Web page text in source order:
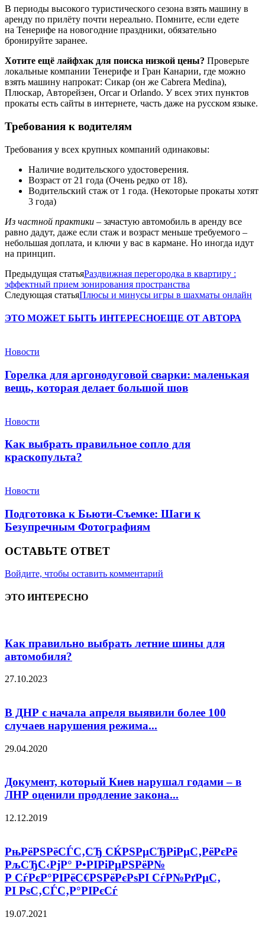
В периоды высокого туристического сезона взять машину в
аренду по прилёту почти нереально. Помните, если едете
на Тенерифе на новогодние праздники, обязательно
бронируйте заранее.
Хотите ещё лайфхак для поиска низкой цены? Проверьте
локальные компании Тенерифе и Гран Канарии, где можно
взять машину напрокат: Сикар (он же Cabrera Medina),
Плюскар, Авторейзен, Orcar и Orlando. У всех этих пунктов
прокаты есть сайты в интернете, часть даже на русском языке.
Требования к водителям
Требования у всех крупных компаний одинаковы:
Наличие водительского удостоверения.
Возраст от 21 года (Очень редко от 18).
Водительский стаж от 1 года. (Некоторые прокаты хотят
3 года)
Из частной практики – зачастую автомобиль в аренду все
равно дадут, даже если стаж и возраст меньше требуемого –
небольшая доплата, и ключи у вас в кармане. Но иногда идут
на принцип.
Предыдущая статьяРаздвижная перегородка в квартиру :
эффектный прием зонирования пространства
Следующая статьяПлюсы и минусы игры в шахматы онлайн
ЭТО МОЖЕТ БЫТЬ ИНТЕРЕСНОЕЩЕ ОТ АВТОРА
Новости
Горелка для аргонодуговой сварки: маленькая
вещь, которая делает большой шов
Новости
Как выбрать правильное сопло для
краскопульта?
Новости
Подготовка к Бьюти-Съемке: Шаги к
Безупречным Фотографиям
ОСТАВЬТЕ ОТВЕТ
Войдите, чтобы оставить комментарий
ЭТО ИНТЕРЕСНО
Как правильно выбрать летние шины для
автомобиля?
27.10.2023
В ДНР с начала апреля выявили более 100
случаев нарушения режима...
29.04.2020
Документ, который Киев нарушал годами – в
ЛНР оценили продление закона...
12.12.2019
РњРёРЅРёСЃС‚СЂ СЌРЅРµСЂРіРµС‚РёРєРё
РљСЂС‹РјР° Р•РІРіРµРЅРёР№
Р СѓРєР°РІРёС€РЅРёРєРѕРІ СѓР№РґРµС‚
РІ РѕС‚СЃС‚Р°РІРєСѓ
19.07.2021